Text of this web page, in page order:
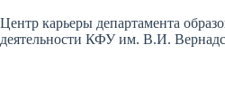
к
сути
Центр карьеры департамента
деятельности КФУ им. В.И.